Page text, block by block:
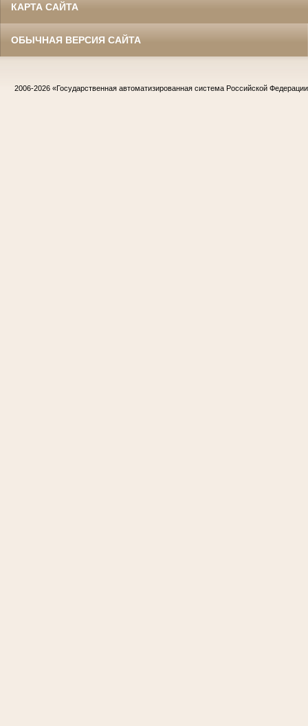
КАРТА САЙТА
ОБЫЧНАЯ ВЕРСИЯ САЙТА
2006-2026 «Государственная автоматизированная система Российской